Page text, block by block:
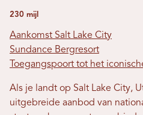
230 mijl
Aankomst Salt Lake City
Sundance Bergresort
Toegangspoort tot het
Als je landt op Salt Lake City,
uitgebreide aanbod van